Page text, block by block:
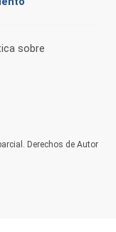
sobre
Derechos de Autor